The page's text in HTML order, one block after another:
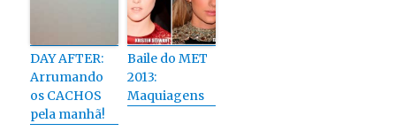
DAY AFTER:
Arrumando
os CACHOS
pela manhã!
Baile do MET
2013:
Maquiagens